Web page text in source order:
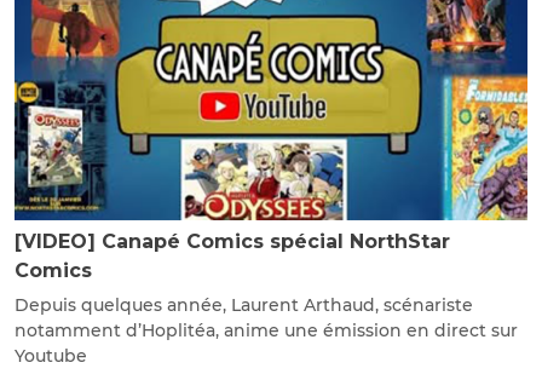
[VIDEO] Canapé Comics spécial NorthStar
Comics
Depuis quelques année, Laurent Arthaud, scénariste
notamment d’Hoplitéa, anime une émission en direct sur
Youtube